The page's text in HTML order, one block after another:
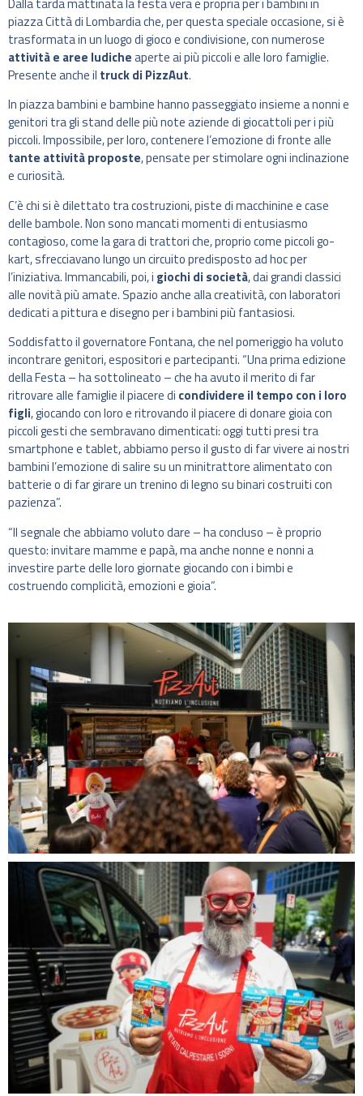
piazza Città di Lombardia che, per questa speciale occasione, si è
trasformata in un luogo di gioco e condivisione, con numerose
attività e aree ludicheaperte ai più piccoli e alle loro famiglie.
Presente anche il truck di PizzAut.
In piazza bambini e bambine hanno passeggiato insieme a nonni e
genitori tra gli stand delle più note aziende di giocattoli per i più
piccoli. Impossibile, per loro, contenere l’emozione di fronte alle
tante attività proposte, pensate per stimolare ogni inclinazione
e curiosità.
C’è chi si è dilettato tra costruzioni, piste di macchinine e case
delle bambole. Non sono mancati momenti di entusiasmo
contagioso, come la gara di trattori che, proprio come piccoli go-
kart, sfrecciavano lungo un circuito predisposto ad hoc per
l’iniziativa. Immancabili, poi, i giochi di società, dai grandi classici
alle novità più amate. Spazio anche alla creatività, con laboratori
dedicati a pittura e disegno per i bambini più fantasiosi.
Soddisfatto il governatore Fontana, che nel pomeriggio ha voluto
incontrare genitori, espositori e partecipanti. “Una prima edizione
della Festa – ha sottolineato – che ha avuto il merito di far
ritrovare alle famiglie il piacere di condividere il tempo con i loro
figli, giocando con loro e ritrovando il piacere di donare gioia con
piccoli gesti che sembravano dimenticati: oggi tutti presi tra
smartphone e tablet, abbiamo perso il gusto di far vivere ai nostri
bambini l’emozione di salire su un minitrattore alimentato con
batterie o di far girare un trenino di legno su binari costruiti con
pazienza”.
“Il segnale che abbiamo voluto dare – ha concluso – è proprio
questo: invitare mamme e papà, ma anche nonne e nonni a
investire parte delle loro giornate giocando con i bimbi e
costruendo complicità, emozioni e gioia”.